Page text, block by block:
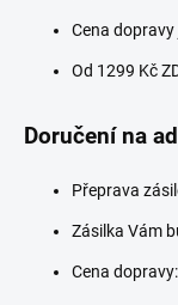
Cena dopravy
Od 1299 Kč
Doručení na
Přeprava
Zásilka Vám
Cena